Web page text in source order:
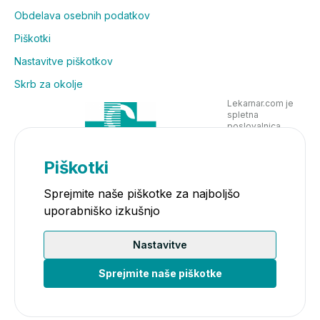
Obdelava osebnih podatkov
Piškotki
Nastavitve piškotkov
Skrb za okolje
Lekarnar.com je
spletna
poslovalnica
Piškotki
Sprejmite naše piškotke za najboljšo
uporabniško izkušnjo
Nastavitve
Sprejmite naše piškotke